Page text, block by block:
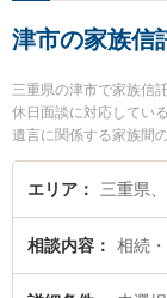
津市の家族信
三重県の津市で家族信
休日面談に対応してい
遺言に関係する家族間
野での絞り込み検索も
士や弁護士法人シンフ
今すぐに弁護士に相談
弁護士を検索したい』
護士に相談予約したい
エリア 三重県
相談内容 相続